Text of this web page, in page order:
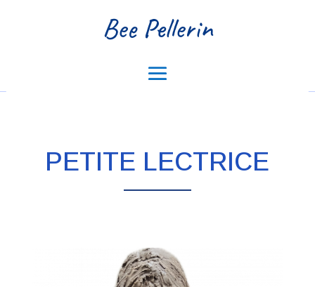
Bee Pellerin
PETITE LECTRICE